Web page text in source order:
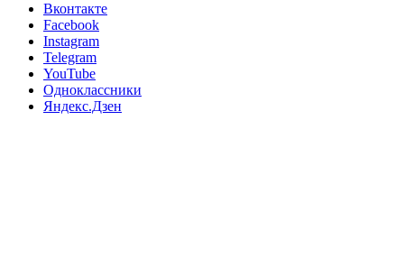
Вконтакте
Facebook
Instagram
Telegram
YouTube
Одноклассники
Яндекс.Дзен